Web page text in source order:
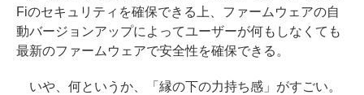
Fiのセキュリティを確保できる上、ファームウェアの自
動バージョンアップによってユーザーが何もしなくても
最新のファームウェアで安全性を確保できる。
いや、何というか、「縁の下の力持ち感」がすごい。